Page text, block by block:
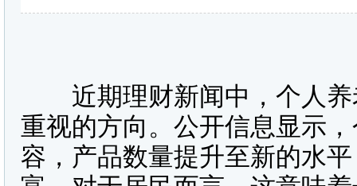
近期理财新闻中，个人养
重视的方向。公开信息显示
容，产品数量提升至新的水